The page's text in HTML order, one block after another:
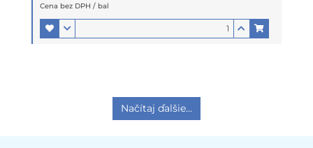
Cena bez DPH / bal
Načítaj ďalšie...